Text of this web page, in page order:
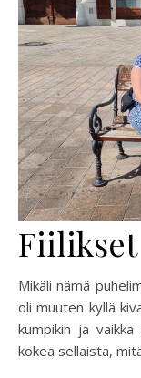
Fiilikset
Mikäli nämä
oli muuten kyllä
kumpikin ja
kokea sellaista,